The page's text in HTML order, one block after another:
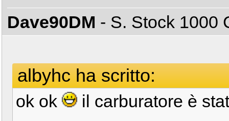
Dave90DM - S. Stock 1000
albyhc ha scritto:
ok ok
il carburatore è